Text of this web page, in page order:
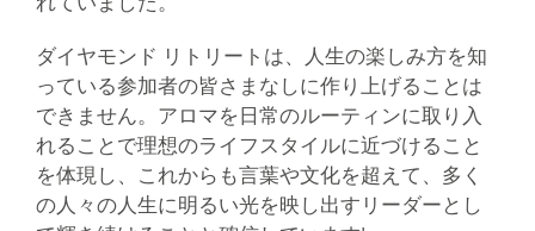
ダイヤモンド リトリートは、人生の楽しみ方を知
っている参加者の皆さまなしに作り上げることは
できません。アロマを日常のルーティンに取り入
れることで理想のライフスタイルに近づけること
を体現し、これからも言葉や文化を超えて、多く
の人々の人生に明るい光を映し出すリーダーとし